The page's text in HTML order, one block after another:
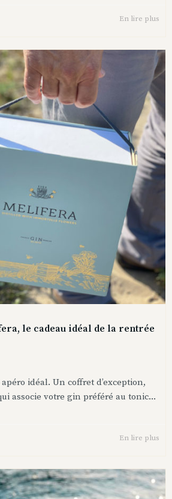
En lire plus
le cadeau idéal de la rentrée
idéal. Un coffret d’exception,
associe votre gin préféré au tonic...
En lire plus